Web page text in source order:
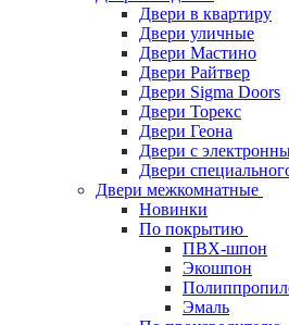
Двери в квартиру
Двери уличные
Двери Мастино
Двери Райтвер
Двери Sigma Doors
Двери Торекс
Двери Геона
Двери с
Двери
Двери межкомнатные
Новинки
По покрытию
ПВХ-шпон
Экошпон
Эмаль